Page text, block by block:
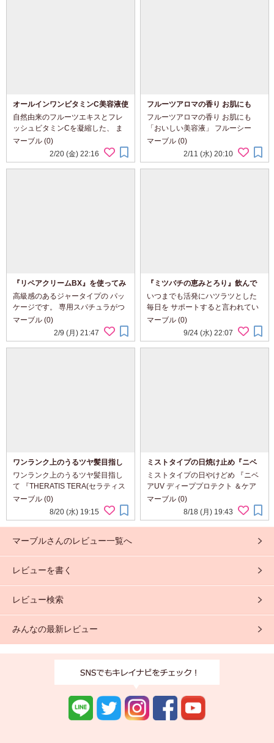
オールインワンビタミンC美容液使
ってみました！
自然由来のフルーツエキスとフレ
ッシュビタミンCを凝縮した、 ま
るで果汁のような美容液 フルーシ
ーオールインワンビタミンC美容液
使ってみました。 スポイトタイプ
マーブル (0)
2/20 (金) 22:16
フルーツアロマの香り お肌にも
「おいしい美容液」 フルーシー
PDRN＋Cセラム
フルーツアロマの香り お肌にも
「おいしい美容液」 フルーシー
PDRN＋Cセラム 使わせて頂きま
した。 スポイトタイプのパッケー
ジで、 必要量が出しやすく使いや
マーブル (0)
2/11 (水) 20:10
『リペアクリームBX』を使ってみ
ました。
高級感のあるジャータイプの パッ
ケージです。 専用スパチュラがつ
いていますので、最後まで衛生的
に使用できます。 手の甲に出して
みると、 濃厚でこっくりとしたテ
マーブル (0)
2/9 (月) 21:47
『ミツバチの恵みとろり』飲んで
みました！
いつまでも活発にハツラツとした
毎日を サポートすると言われてい
るサプリメント 『ミツバチの恵み
とろり』 飲んでみました！ 商品名
ミツバチの恵み とろり ブランド コ
マーブル (0)
9/24 (水) 22:07
ワンランク上のうるツヤ髪目指し
て
ワンランク上のうるツヤ髪目指し
て 『THERATIS TERA(セラティス
テラ)Premium EX Night シャンプ
ー／ヘアトリートメント』 使わせ
て頂きました。 とてもスタイリッ
素敵なバス...
マーブル (0)
8/20 (水) 19:15
ミストタイプの日焼け止め『ニベ
アUV ディーププロテクト＆ケア
ミルクミスト』
ミストタイプの日やけどめ 『ニベ
アUV ディーププロテクト ＆ケア
ミルクミスト』 使わせて頂きまし
た。 よく振ってからシューっと ス
プレーします。 お顔の時は一度手
マーブル (0)
8/18 (月) 19:43
マーブルさんのレビュー一覧へ
レビューを書く
レビュー検索
みんなの最新レビュー